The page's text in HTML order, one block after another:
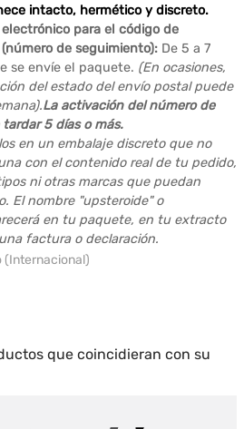
intacto, hermético y discreto.
para el código de
de seguimiento): De 5 a 7
se envíe el paquete. (En ocasiones,
del estado del envío postal puede
La activación del número de
5 días o más.
en un embalaje discreto que no
con el contenido real de tu pedido,
ni otras marcas que puedan
El nombre "upsteroide" o
en tu paquete, en tu extracto
factura o declaración.
(Internacional)
que coincidieran con su